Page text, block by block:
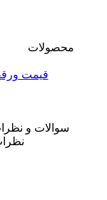
محصولات
قیمت ورق
سوالات و